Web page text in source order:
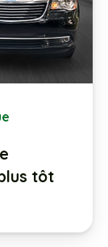
tôt